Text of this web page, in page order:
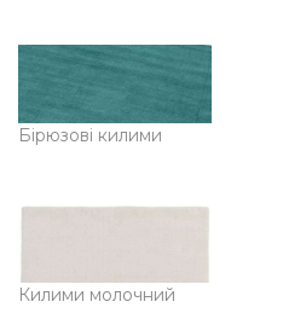
Бірюзові килими
Килими молочний